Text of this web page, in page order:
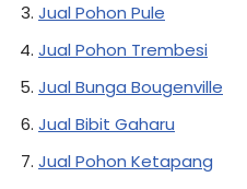
Jual Pohon Pule
Jual Pohon Trembesi
Jual Bunga Bougenville
Jual Bibit Gaharu
Jual Pohon Ketapang